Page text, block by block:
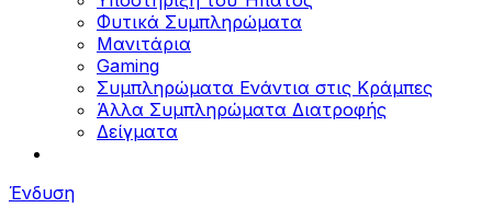
Φυτικά Συμπληρώματα
Μανιτάρια
Gaming
Συμπληρώματα Ενάντια στις Κράμπες
Άλλα Συμπληρώματα Διατροφής
Δείγματα
Ένδυση